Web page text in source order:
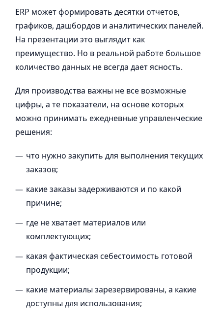
ERP может формировать десятки отчетов,
графиков, дашбордов и аналитических панелей.
На презентации это выглядит как
преимущество. Но в реальной работе большое
количество данных не всегда дает ясность.
Для производства важны не все возможные
цифры, а те показатели, на основе которых
можно принимать ежедневные управленческие
решения:
что нужно закупить для выполнения текущих
заказов;
какие заказы задерживаются и по какой
причине;
где не хватает материалов или
комплектующих;
какая фактическая себестоимость готовой
продукции;
какие материалы зарезервированы, а какие
доступны для использования;